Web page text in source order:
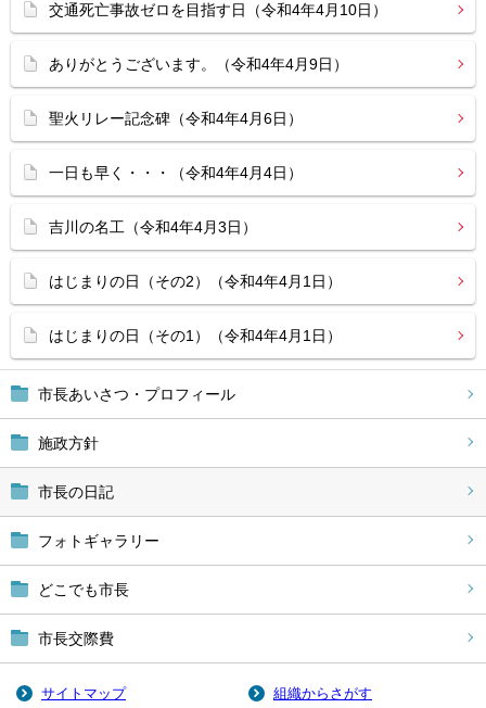
市長あいさつ・プロフィール
施政方針
市長の日記
フォトギャラリー
どこでも市長
市長交際費
交通死亡事故ゼロを目指す日（令和4年4月10日）
ありがとうございます。（令和4年4月9日）
聖火リレー記念碑（令和4年4月6日）
一日も早く・・・（令和4年4月4日）
吉川の名工（令和4年4月3日）
はじまりの日（その2）（令和4年4月1日）
はじまりの日（その1）（令和4年4月1日）
サイトマップ 組織からさがす